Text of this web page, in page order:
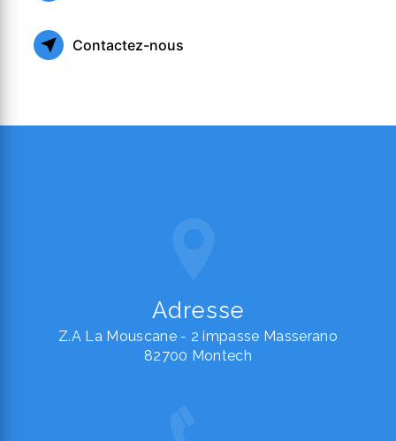
Contactez-nous
Adresse
Z.A La Mouscane - 2 impasse Masserano
82700 Montech